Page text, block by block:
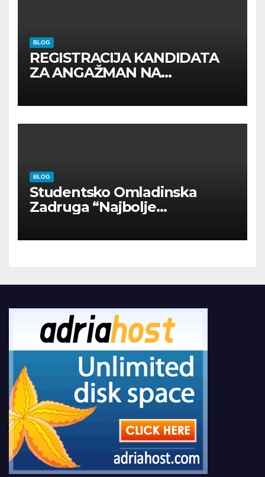
BLOG
REGISTRACIJA KANDIDATA
ZA ANGAŽMAN NA
BLOG
Studentsko Omladinska
Zadruga “Najbolje